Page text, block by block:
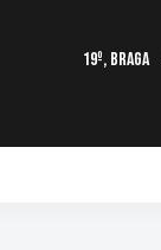
19º, Braga